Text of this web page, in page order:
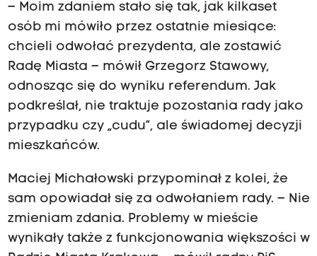
– Moim zdaniem stało się tak, jak kilkaset
osób mi mówiło przez ostatnie miesiące:
chcieli odwołać prezydenta, ale zostawić
Radę Miasta – mówił Grzegorz Stawowy,
odnosząc się do wyniku referendum. Jak
podkreślał, nie traktuje pozostania rady jako
przypadku czy „cudu”, ale świadomej decyzji
mieszkańców.
Maciej Michałowski przypominał z kolei, że
sam opowiadał się za odwołaniem rady. – Nie
zmieniam zdania. Problemy w mieście
wynikały także z funkcjonowania większości w